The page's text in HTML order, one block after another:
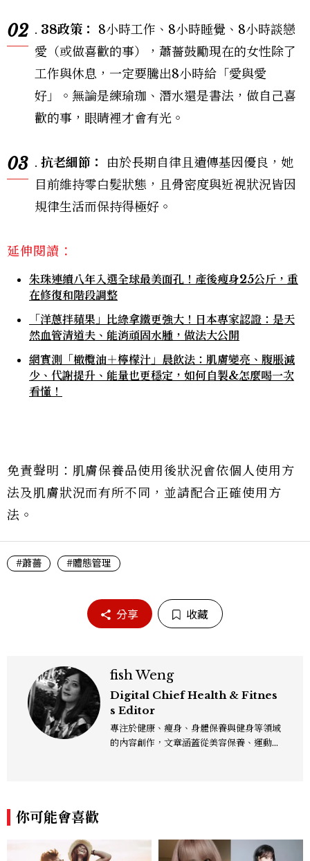
02 . 38政策： 8小時工作、8小時睡覺、8小時談戀
愛（或做喜歡的事），蕭薔鼓勵現在的女性除了
工作與休息，一定要騰出8小時給「愛與愛
好」。無論是練瑜珈、潛水還是書法，做自己喜
歡的事，眼睛裡才會有光。
03 . 抗老細節：
由於長期自律且遺傳基因優良，她
目前維持零白髮狀態，且骨密度與近視狀況皆因
規律生活而保持得極好。
延伸閱讀：
朱珠連續八年入選全球最美面孔！產後瘦身25公斤，重
在修復和階段調整
「洋蔥拌蘋果」比綠拿鐵更強大！日本專家認證：是天
然血管清道夫、能消頑固水腫，做法大公開
網實測「橄欖油＋檸檬汁」晨飲法：肌膚變亮、腹脹減
少、代謝提升、能量也更穩定，如何自製&怎麼喝一次
看懂！
免責聲明：肌膚保養品使用後狀況會依個人使用方
法及肌膚狀況而有所不同，並請配合正確使用方
法。
#蕭薔 #體態管理
分享 收藏
fish Weng
Digital Chief Health & Fitnes
s Editor
專注於健康、瘦身、身體保養與健身等領域
的內容創作，文章涵蓋從美容保養、運動健
你可能會喜歡